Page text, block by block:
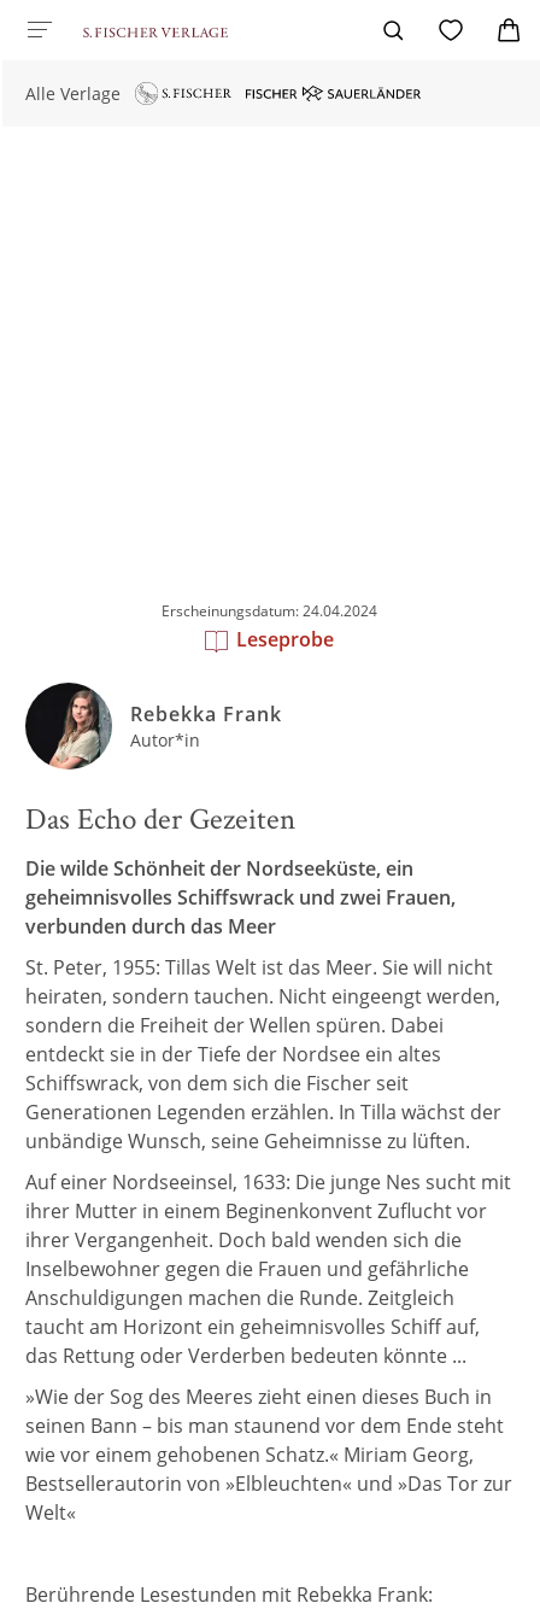
Alle Verlage
Erscheinungsdatum: 24.04.2024
Leseprobe
Rebekka Frank
Autor*in
Das Echo der Gezeiten
Die wilde Schönheit der Nordseeküste, ein
geheimnisvolles Schiffswrack und zwei Frauen,
verbunden durch das Meer
St. Peter, 1955: Tillas Welt ist das Meer. Sie will nicht
heiraten, sondern tauchen. Nicht eingeengt werden,
sondern die Freiheit der Wellen spüren. Dabei
entdeckt sie in der Tiefe der Nordsee ein altes
Schiffswrack, von dem sich die Fischer seit
Generationen Legenden erzählen. In Tilla wächst der
unbändige Wunsch, seine Geheimnisse zu lüften.
Auf einer Nordseeinsel, 1633: Die junge Nes sucht mit
ihrer Mutter in einem Beginenkonvent Zuflucht vor
ihrer Vergangenheit. Doch bald wenden sich die
Inselbewohner gegen die Frauen und gefährliche
Anschuldigungen machen die Runde. Zeitgleich
taucht am Horizont ein geheimnisvolles Schiff auf,
das Rettung oder Verderben bedeuten könnte ...
»Wie der Sog des Meeres zieht einen dieses Buch in
seinen Bann – bis man staunend vor dem Ende steht
wie vor einem gehobenen Schatz.« Miriam Georg,
Bestsellerautorin von »Elbleuchten« und »Das Tor zur
Welt«
Berührende Lesestunden mit Rebekka Frank: